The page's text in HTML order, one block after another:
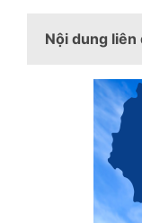
Nội dung liên